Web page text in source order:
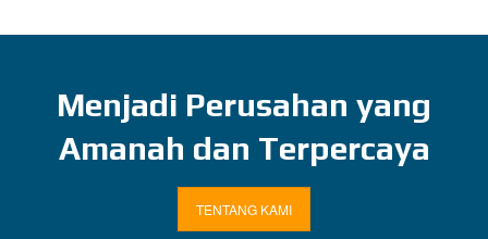
Menjadi Perusahan yang
Amanah dan Terpercaya
TENTANG KAMI